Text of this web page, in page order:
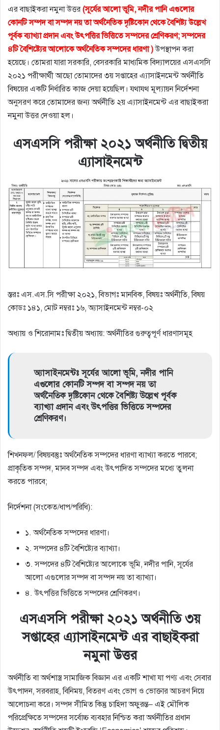
এর বাছাইকরা নমুনা উত্তর (সূর্যের আলাে ভূমি, নদীর পানি এগুলাের
কোনটি সম্পদ বা সম্পদ নয় তা অর্থনৈতিক দৃষ্টিকোন থেকে বৈশিষ্ট্য উল্লেখ
পূর্বক ব্যাখ্যা প্রদান এবং উৎপত্তির ভিত্তিতে সম্পদের শ্রেণিকরণ; সম্পদের
৪টি বৈশিষ্ট্যের আলােকে অর্থনৈতিক সম্পদের ধারণা )উপস্থাপন করা
হয়েছে। তোমরা যারা সরকারি, বেসরকারি মাধ্যমিক বিদ্যালয়ের এসএসসি
২০২১ পরীক্ষার্থী আছো তোমাদের ৩য় সপ্তাহের এ্যাসাইনমেন্ট অর্থনীতি
বিষয়ের একটি নির্ধারিত কাজ দেয়া হয়েছিল। যথাযথ মূল্যায়ন নির্দেশনা
অনুসরণ করে তোমাদের জন্য অর্থনীতি ২য় এ্যাসাইনমেন্ট এর বাছাইকরা
নমুনা উত্তর দেওয়া হল।
এসএসসি পরীক্ষা ২০২১ অর্থনীতি দ্বিতীয়
এ্যাসাইনমেন্ট
স্তরঃ এস.এস.সি পরীক্ষা ২০২১, বিভাগঃ মানবিক, বিষয়ঃ অর্থনীতি, বিষয়
কোডঃ ১৪১, মোট নম্বরঃ ১৬, অ্যাসাইনমেন্ট নম্বর-০২
অধ্যায় ও শিরােনামঃ দ্বিতীয় অধ্যায়: অর্থনীতির গুরুত্বপূর্ণ ধারণাসমূহ
অ্যাসাইনমেন্টঃ সূর্যের আলাে ভূমি, নদীর পানি
এগুলাের কোনটি সম্পদ বা সম্পদ নয় তা
অর্থনৈতিক দৃষ্টিকোন থেকে বৈশিষ্ট্য উল্লেখ পূর্বক
ব্যাখ্যা প্রদান এবং উৎপত্তির ভিত্তিতে সম্পদের
শ্রেণিকরণ।
শিখনফল/ বিষয়বস্তুঃ অর্থনৈতিক সম্পদের ধারণা ব্যাখ্যা করতে পারবে;
প্রাকৃতিক সম্পদ, মানব সম্পদ এবং উৎপাদিত সম্পদের মধ্যে তুলনা
করতে পারবে;
নির্দেশনা (সংকেত/ধাপ/পরিধি):
১. অর্থনৈতিক সম্পদের ধারণা।
২. সম্পদের ৪টি বৈশিষ্ট্যের ব্যাখ্যা।
৩. সম্পদের ৪টি বৈশিষ্ট্যের আলােকে ভূমি, নদীর পানি, সূর্যের
আলাে এগুলাের সম্পদ বা সম্পদ নয় তা ব্যাখ্যা।
৪. উৎপত্তির ভিত্তিতে সম্পদের শ্রেণিকরণ।
এসএসসি পরীক্ষা ২০২১ অর্থনীতি ৩য়
সপ্তাহের এ্যাসাইনমেন্ট এর বাছাইকরা
নমুনা উত্তর
অর্থনীতি বা ‌‌‌অর্থশাস্ত্র সামাজিক বিজ্ঞান এর একটি শাখা যা পণ্য এবং সেবার
উৎপাদন, সরবরাহ, বিনিময়, বিতরণ এবং ভোগ ও ভোক্তার আচরণ নিয়ে
আলোচনা করে। সম্পদ সীমিত কিন্তু চাহিদা অফুরন্ত– এই মৌলিক
পরিপ্রেক্ষিতে সম্পদের সর্বোচ্চ ব্যবহার নিশ্চিত করা অর্থনীতির প্রধান